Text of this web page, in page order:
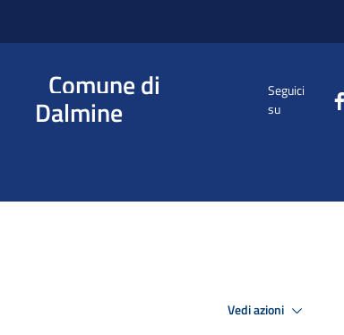
Comune di
Dalmine
Seguici
su
Vedi azioni